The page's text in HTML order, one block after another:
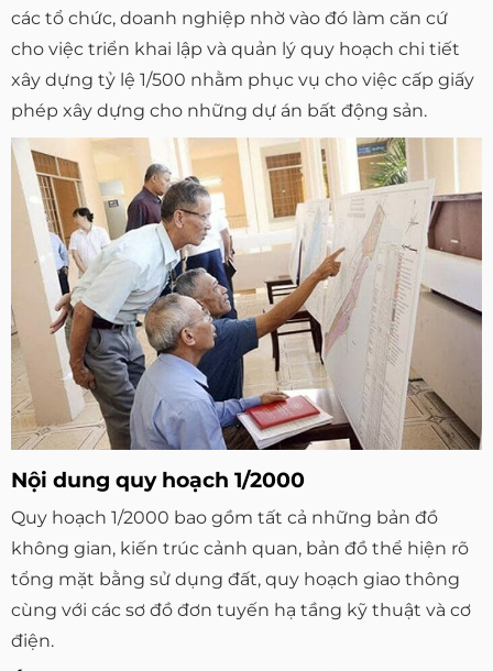
các tổ chức, doanh nghiệp nhờ vào đó làm căn cứ
cho việc triển khai lập và quản lý quy hoạch chi tiết
xây dựng tỷ lệ 1/500 nhằm phục vụ cho việc cấp giấy
phép xây dựng cho những dự án bất động sản.
Nội dung quy hoạch 1/2000
Quy hoạch 1/2000 bao gồm tất cả những bản đồ
không gian, kiến trúc cảnh quan, bản đồ thể hiện rõ
tổng mặt bằng sử dụng đất, quy hoạch giao thông
cùng với các sơ đồ đơn tuyến hạ tầng kỹ thuật và cơ
điện.